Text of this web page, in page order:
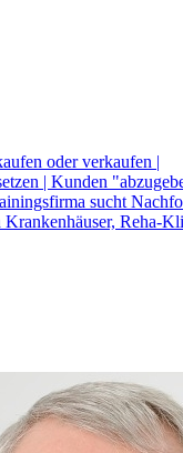
oder verkaufen |
| Kunden
sucht
Reha-